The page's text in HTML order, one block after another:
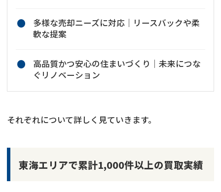
多様な売却ニーズに対応｜リースバックや柔
軟な提案
高品質かつ安心の住まいづくり｜未来につな
ぐリノベーション
それぞれについて詳しく見ていきます。
東海エリアで累計1,000件以上の買取実績